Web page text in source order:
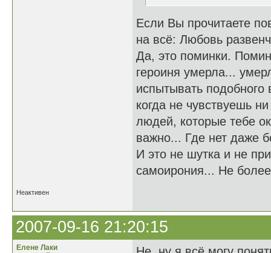
Если Вы прочитаете
на всё: Любовь
Да, это поминки.
героиня умерла...
испытывать
когда не чувствуешь
людей, которые тебе
важно... Где нет даже
И это не шутка и не
самоирония... Не
Неактивен
2007-09-16 21:20:15
Елене Лаки